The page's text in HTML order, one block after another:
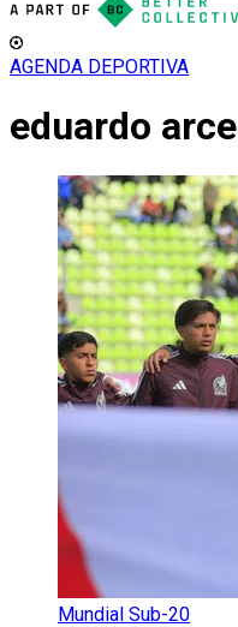
AGENDA DEPORTIVA
eduardo arce
Mundial Sub-20